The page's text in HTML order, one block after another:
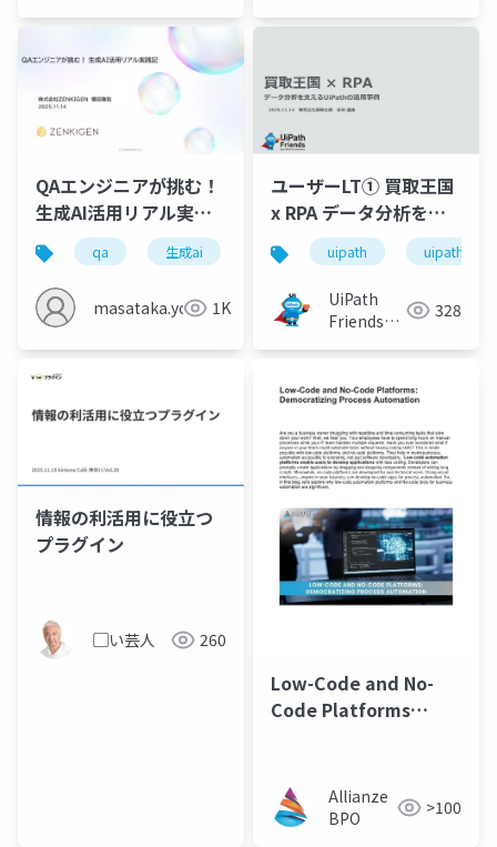
QAエンジニアが挑む！
生成AI活用リアル実践
記
qa 生成ai テスト
masataka.yokota1K
ユーザーLT① 買取王国
x RPA データ分析を支
えるUiPathの活用事例
uipath
UiPath
Friends
328
情報の利活用に役立つ
プラグイン
▢い芸人 260
Low-Code and No-
Code Platforms
Allianze
BPO
>100